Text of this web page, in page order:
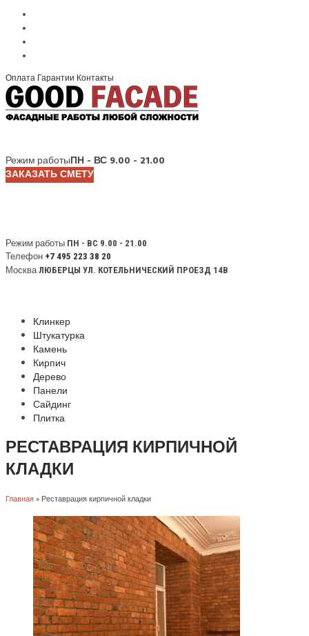
Оплата Гарантии Контакты
Режим работыПН - ВС 9.00 - 21.00
ЗАКАЗАТЬ СМЕТУ
Режим работы ПН - ВС 9.00 - 21.00
Телефон +7 495 223 38 20
Москва ЛЮБЕРЦЫ УЛ. КОТЕЛЬНИЧЕСКИЙ ПРОЕЗД 14В
Клинкер
Штукатурка
Камень
Кирпич
Дерево
Панели
Сайдинг
Плитка
РЕСТАВРАЦИЯ КИРПИЧНОЙ
КЛАДКИ
Главная» Реставрация кирпичной кладки